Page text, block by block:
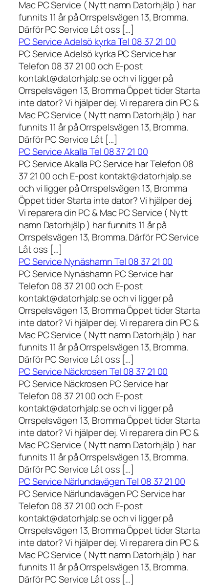
Mac PC Service ( Nytt namn Datorhjälp ) har
funnits 11 år på Orrspelsvägen 13, Bromma.
Därför PC Service Låt oss […]
PC Service Adelsö kyrka Tel 08 37 21 00
PC Service Adelsö kyrka PC Service har
Telefon 08 37 21 00 och E-post
kontakt@datorhjalp.se och vi ligger på
Orrspelsvägen 13, Bromma Öppet tider Starta
inte dator? Vi hjälper dej. Vi reparera din PC &
Mac PC Service ( Nytt namn Datorhjälp ) har
funnits 11 år på Orrspelsvägen 13, Bromma.
Därför PC Service Låt […]
PC Service Akalla Tel 08 37 21 00
PC Service Akalla PC Service har Telefon 08
37 21 00 och E-post kontakt@datorhjalp.se
och vi ligger på Orrspelsvägen 13, Bromma
Öppet tider Starta inte dator? Vi hjälper dej.
Vi reparera din PC & Mac PC Service ( Nytt
namn Datorhjälp ) har funnits 11 år på
Orrspelsvägen 13, Bromma. Därför PC Service
Låt oss […]
PC Service Nynäshamn Tel 08 37 21 00
PC Service Nynäshamn PC Service har
Telefon 08 37 21 00 och E-post
kontakt@datorhjalp.se och vi ligger på
Orrspelsvägen 13, Bromma Öppet tider Starta
inte dator? Vi hjälper dej. Vi reparera din PC &
Mac PC Service ( Nytt namn Datorhjälp ) har
funnits 11 år på Orrspelsvägen 13, Bromma.
Därför PC Service Låt oss […]
PC Service Näckrosen Tel 08 37 21 00
PC Service Näckrosen PC Service har
Telefon 08 37 21 00 och E-post
kontakt@datorhjalp.se och vi ligger på
Orrspelsvägen 13, Bromma Öppet tider Starta
inte dator? Vi hjälper dej. Vi reparera din PC &
Mac PC Service ( Nytt namn Datorhjälp ) har
funnits 11 år på Orrspelsvägen 13, Bromma.
Därför PC Service Låt oss […]
PC Service Närlundavägen Tel 08 37 21 00
PC Service Närlundavägen PC Service har
Telefon 08 37 21 00 och E-post
kontakt@datorhjalp.se och vi ligger på
Orrspelsvägen 13, Bromma Öppet tider Starta
inte dator? Vi hjälper dej. Vi reparera din PC &
Mac PC Service ( Nytt namn Datorhjälp ) har
funnits 11 år på Orrspelsvägen 13, Bromma.
Därför PC Service Låt oss […]